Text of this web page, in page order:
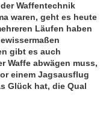
Waffentechnik
waren, geht es heute
Läufen haben
gibt es auch
Waffe abwägen muss,
einem Jagsausflug
Glück hat, die Qual